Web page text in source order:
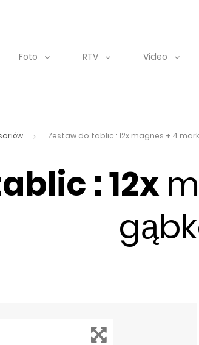
Foto RTV Video
Zestaw do tablic : 12x magnes + 4
: 12x